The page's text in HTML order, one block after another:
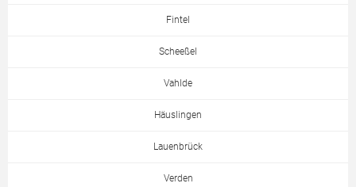
Fintel
Scheeßel
Vahlde
Häuslingen
Lauenbrück
Verden